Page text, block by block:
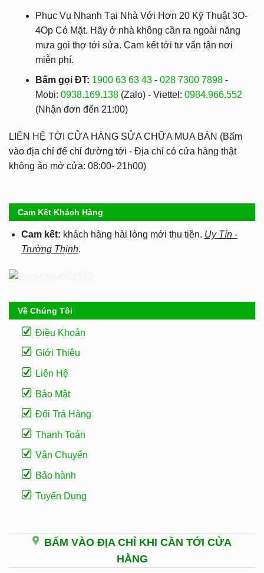
Phục Vụ Nhanh Tại Nhà Với Hơn 20 Kỹ Thuật 3O-
4Op Có Mặt. Hãy ở nhà không cần ra ngoài năng
mưa gọi thợ tới sửa. Cam kết tới tư vấn tận nơi
miễn phí.
Bấm gọi ĐT: 1900 63 63 43 - 028 7300 7898 -
Mobi: 0938.169.138 (Zalo) - Viettel: 0984.966.552
(Nhận đơn đến 21:00)
LIÊN HỆ TỚI CỬA HÀNG SỬA CHỮA MUA BÁN (Bấm
vào địa chỉ để chỉ đường tới - Địa chỉ có cửa hàng thật
không ảo mở cửa: 08:00- 21h00)
Cam Kết Khách Hàng
Cam kết: khách hàng hài lòng mới thu tiền. Uy Tín -
Trường Thịnh.
Về Chúng Tôi
Điều Khoản
Giới Thiệu
Liên Hệ
Bảo Mật
Đổi Trả Hàng
Thanh Toán
Vận Chuyển
Bảo hành
Tuyển Dụng
BẤM VÀO ĐỊA CHỈ KHI CẦN TỚI CỬA
HÀNG